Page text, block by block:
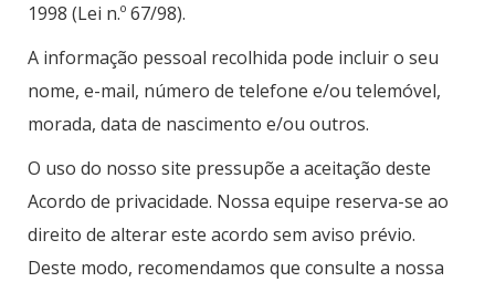
1998 (Lei n.º 67/98).
A informação pessoal recolhida pode incluir o seu
nome, e-mail, número de telefone e/ou telemóvel,
morada, data de nascimento e/ou outros.
O uso do nosso site pressupõe a aceitação deste
Acordo de privacidade. Nossa equipe reserva-se ao
direito de alterar este acordo sem aviso prévio.
Deste modo, recomendamos que consulte a nossa